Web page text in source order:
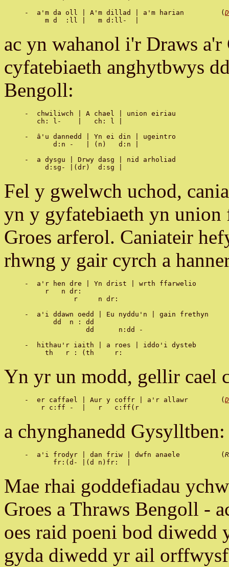
-  a'm da oll | A'm dillad | a'm harian   	(
ac yn wahanol i'r Draws
cyfatebiaeth anghytbwys
Bengoll:
-  chwiliwch | A chael | union eiriau
   ch: l-    |   ch: l |
-  â'u dannedd | Yn ei din | ugeintro
       d:n -   | (n)   d:n |
-  a dysgu | Drwy dasg | nid arholiad
Fel y gwelwch uchod,
yn y gyfatebiaeth yn union
Groes arferol. Caniateir
rhwng y gair cyrch a
-  a'r hen dre | Yn drist | wrth ffarwelio
     r   n dr:
            r     n dr:
-  a'i ddawn oedd | Eu nyddu'n | gain frethyn
       dd  n : dd
               dd      n:dd -
-  hithau'r iaith | a roes | iddo'i dysteb
Yn yr un modd, gellir cael
-  er caffael | Aur y coffr | a'r allawr 	(
a chynghanedd Gysylltben:
-  a'i frodyr | dan friw | dwfn anaele 		(
Mae rhai goddefiadau
Groes a Thraws Bengoll -
oes raid poeni bod
gyda diwedd yr ail